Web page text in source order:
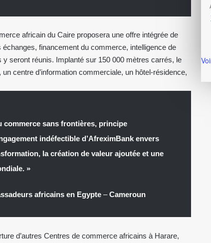
africain du Caire proposera une offre intégrée de
financement du commerce, intelligence de
seront réunis. Implanté sur 150 000 mètres carrés, le
centre d’information commerciale, un hôtel-résidence,
commerce sans frontières, principe
indéfectible d’AfreximBank envers
la création de valeur ajoutée et une
»
africains en Egypte –Cameroun
d’autres Centres de commerce africains à Harare,